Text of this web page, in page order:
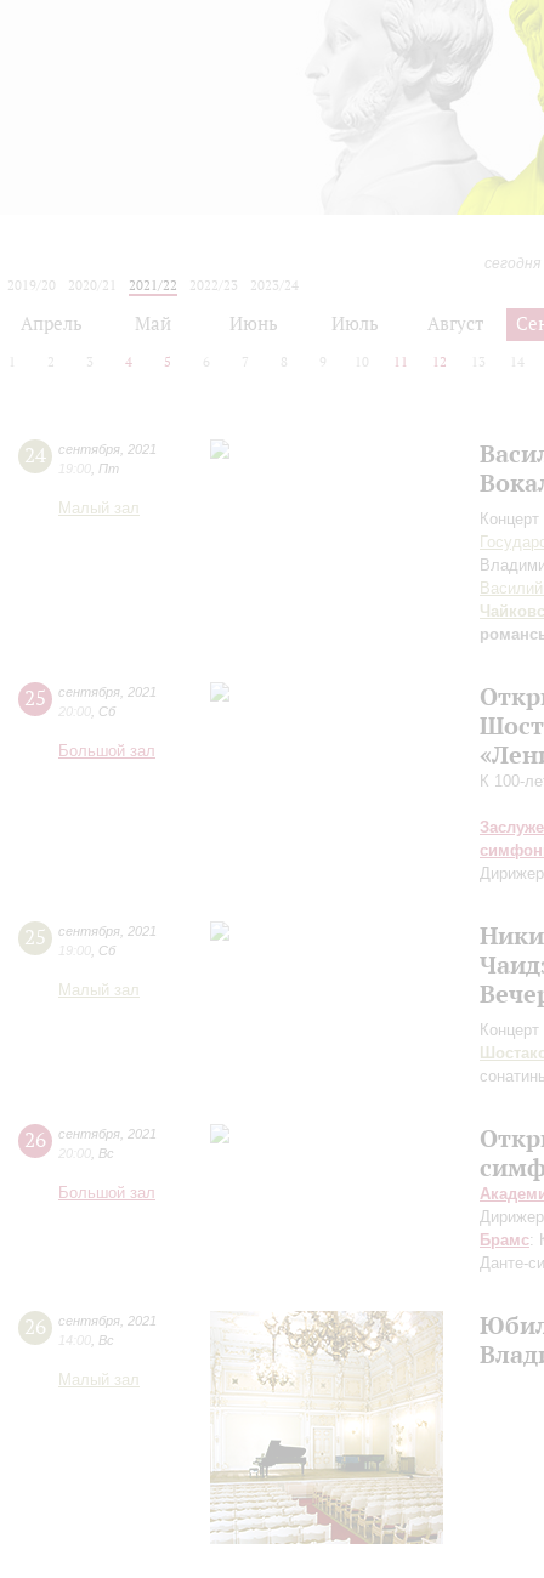
2019/20
2020/21 2021/22 2022/23
2023/24
Апрель Май Июнь Июль Август
2 3 4 5 6 7 8 9 10 11 12 13 14
24 сентября 2021
19:00 Пт
Малый зал
25 сентября 2021
20:00 Сб
Большой зал
К 100-
25 сентября 2021
19:00 Сб
Малый зал
26 сентября 2021
20:00 Вс
Большой зал
Брамс:
Данте-
26 сентября 2021
14:00 Вс
Малый зал